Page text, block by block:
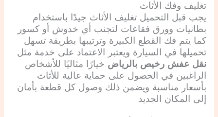
تغليف وفك الأثاث
يجب قبل التحميل تغليف الأثاث جيدًا باستخدام
بطانيات وورق فقاعات لتجنب أي خدوش أو كسور
كما يتم فك القطع الكبيرة وترتيبها بطريقة تسهل
تحميلها في السيارة ويعتبر الاعتماد على خدمة مثل
نقل عفش رخيص بالرياض خيارًا مثاليًا للأشخاص
الراغبين في الحصول على حماية عالية للأثاث
بأسعار مناسبة ويضمن ذلك وصول كل قطعة بأمان
إلى المكان الجديد